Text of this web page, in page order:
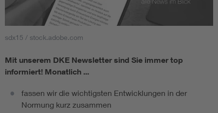
sdx15 / stock.adobe.com
Mit unserem DKE Newsletter sind Sie immer top
informiert! Monatlich ...
fassen wir die wichtigsten Entwicklungen in der
Normung kurz zusammen